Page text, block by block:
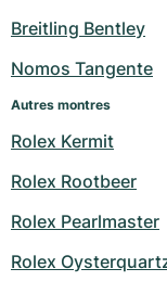
Breitling Bentley
Nomos Tangente
Autres montres
Rolex Kermit
Rolex Rootbeer
Rolex Pearlmaster
Rolex